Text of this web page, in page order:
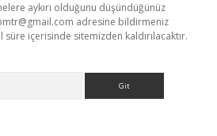
aykırı olduğunu düşündüğünüz
adresine bildirmeniz
içerisinde sitemizden kaldırılacaktır.